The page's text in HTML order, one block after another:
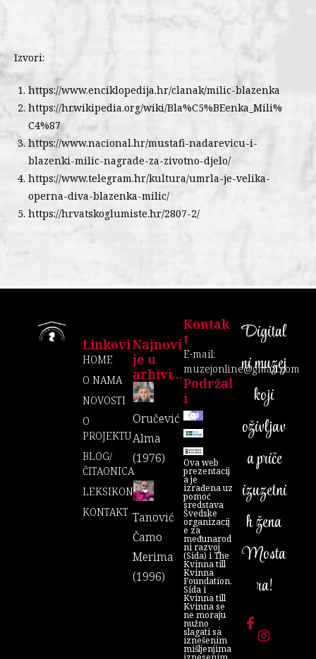
Izvori:
https://www.enciklopedija.hr/clanak/milic-blazenka
https://hr.wikipedia.org/wiki/Bla%C5%BEenka_Mili%
C4%87
https://www.nacional.hr/mustafi-nadarevicu-i-
blazenki-milic-nagrade-za-zivotno-djelo/
https://www.telegram.hr/kultura/umrla-je-velika-
operna-diva-blazenka-milic/
https://hrvatskoglumiste.hr/2807-2/
Linkovi
HOME
O NAMA
NOVOSTI
O
PROJEKTU
BLOG/
ČITAONICA
LEKSIKON
KONTAKT
Najnovi
je u
arhivi...
Oručević
Alma
(1976)
Tanović
Čamo
Merima
(1996)
Kontak
T
E-mail:
muzejonline@gmail.com
Podržal
I
Ova web
prezentacij
a je
izrađena uz
pomoć
sredstava
Švedske
organizacij
e za
međunarod
ni razvoj
(Sida) i The
Kvinna till
Kvinna
Foundation.
Sida i
Kvinna till
Kvinna se
ne moraju
nužno
slagati sa
iznešenim
mišljenjima
Digital
ni muzej
koji
oživljav
a priče
izuzetni
h žena
Mosta
ra!